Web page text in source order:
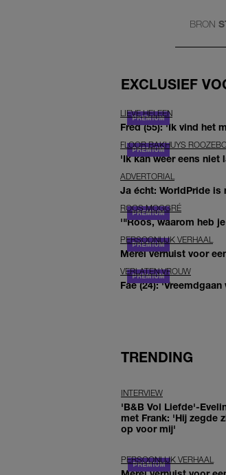
BRON
EXCLUSIEF
LIEVE HELEEN
Fred (55): 'Ik vind het
FLOOR BAKHUYS
'Ik kan weer eens niet
ADVERTORIAL
Ja écht: WorldPride is
ROOS MOGGRÉ
'"Roos, waarom heb
PERSOONLIJK VERHAAL
Merel verhuist voor
VERLATEN VROUW
Fae (24):
TRENDING
INTERVIEW
'B&B Vol Liefde'-
met Frank: 'Hij zegde
op voor mij'
PERSOONLIJK VERHAAL